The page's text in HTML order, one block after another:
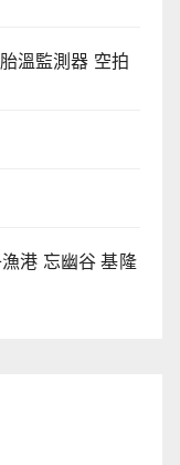
溫監測器 空拍
港 忘幽谷 基隆